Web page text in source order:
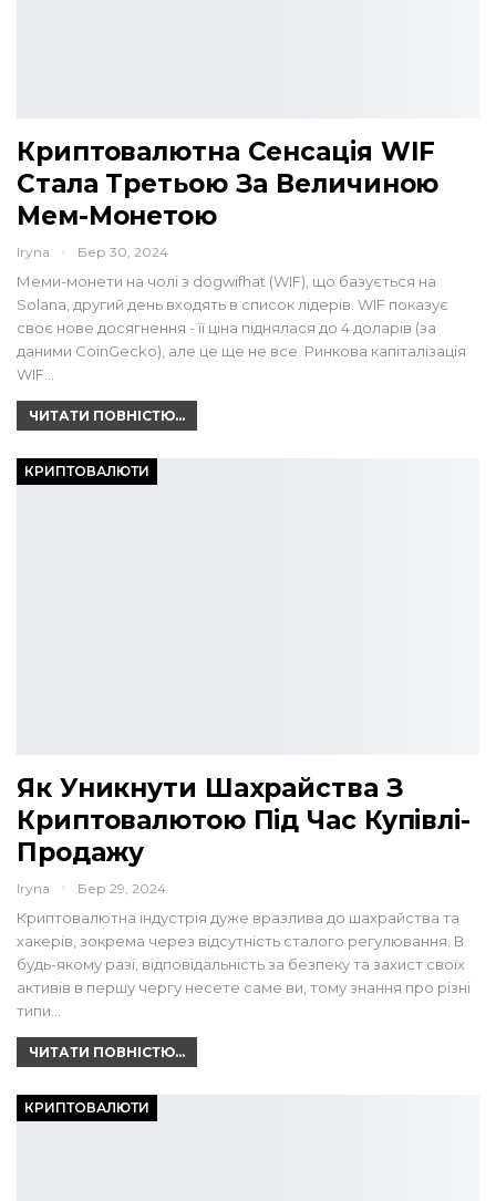
Криптовалютна Сенсація WIF
Стала Третьою За Величиною
Мем-Монетою
Iryna Бер 30, 2024
Меми-монети на чолі з dogwifhat (WIF), що базується на
Solana, другий день входять в список лідерів. WIF показує
своє нове досягнення - її ціна піднялася до 4 доларів (за
даними CoinGecko), але це ще не все. Ринкова капіталізація
WIF…
ЧИТАТИ ПОВНІСТЮ...
КРИПТОВАЛЮТИ
Як Уникнути Шахрайства З
Криптовалютою Під Час Купівлі-
Продажу
Iryna Бер 29, 2024
Криптовалютна індустрія дуже вразлива до шахрайства та
хакерів, зокрема через відсутність сталого регулювання. В
будь-якому разі, відповідальність за безпеку та захист своїх
активів в першу чергу несете саме ви, тому знання про різні
типи…
ЧИТАТИ ПОВНІСТЮ...
КРИПТОВАЛЮТИ